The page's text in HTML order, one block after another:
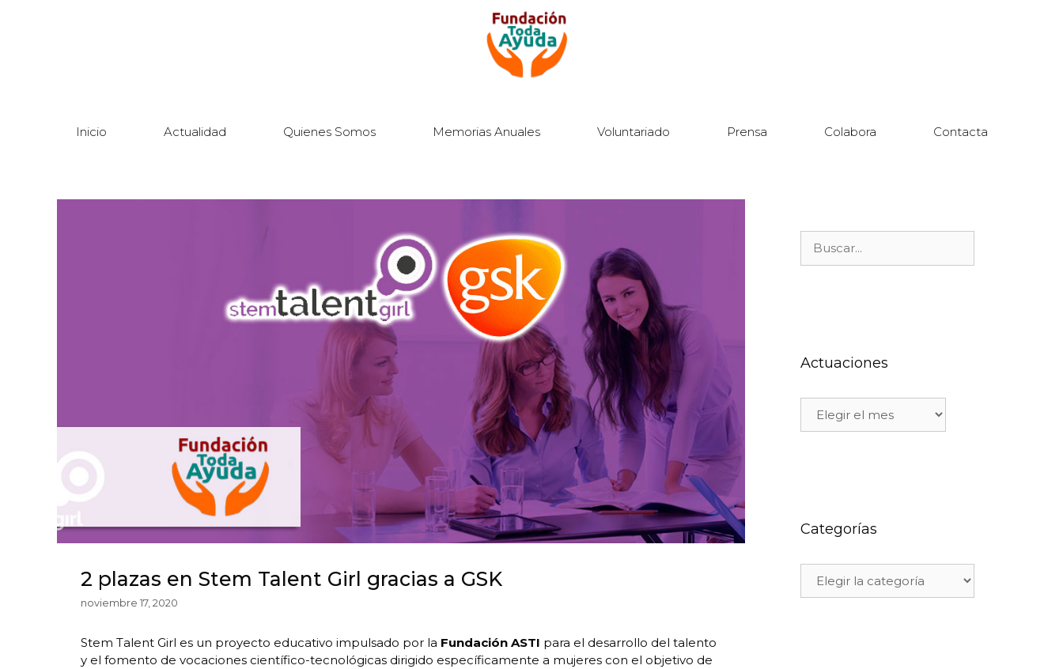
Inicio Actualidad Quienes Somos Memorias Anuales Voluntariado Prensa Colabora Contacta
2 plazas en Stem Talent Girl gracias a GSK
noviembre 17, 2020
Stem Talent Girl es un proyecto educativo impulsado por la Fundación ASTI para el desarrollo del talento
y el fomento de vocaciones científico-tecnológicas dirigido específicamente a mujeres con el objetivo de
Actuaciones
Categorías